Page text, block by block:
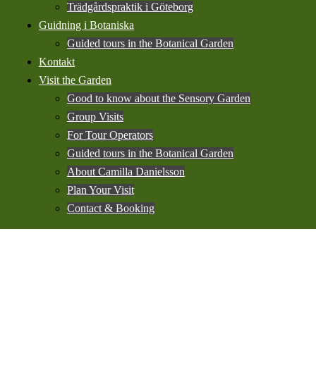
Trädgårdspraktik i Göteborg
Guidning i Botaniska
Guided tours in the Botanical Garden
Kontakt
Visit the Garden
Good to know about the Sensory Garden
Group Visits
For Tour Operators
Guided tours in the Botanical Garden
About Camilla Danielsson
Plan Your Visit
Contact & Booking